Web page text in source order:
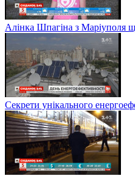
Алінка Шпагіна з Маріуполя
Секрети унікального